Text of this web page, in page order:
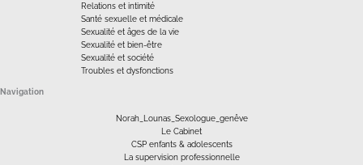
Relations et intimité
Santé sexuelle et médicale
Sexualité et âges de la vie
Sexualité et bien-être
Sexualité et société
Troubles et dysfonctions
Navigation
Norah_Lounas_Sexologue_genêve
Le Cabinet
CSP enfants & adolescents
La supervision professionnelle